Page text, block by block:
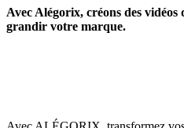
Avec Alégorix, créons des
grandir votre marque.